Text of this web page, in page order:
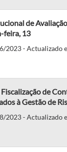
de
feira, 13
2023 - Actualizado
de
à Gestão de
2023 - Actualizado